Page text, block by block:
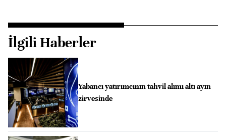
İlgili Haberler
Yabancı yatırımcının tahvil alımı altı ayın
zirvesinde